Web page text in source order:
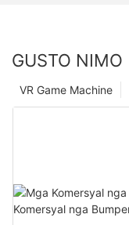
GUSTO NIMO
VR Game Machine